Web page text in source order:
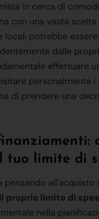
in cerca di
con una vasta scelta
locali potrebbe essere
dalle
effettuare
personalmente i
di prendere una
tuo limite di
pensando all'acquisto
proprio limite di
nella